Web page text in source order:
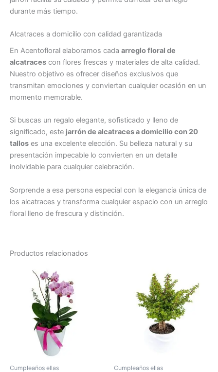
durante más tiempo.
Alcatraces a domicilio con calidad garantizada
En Acentofloral elaboramos cada arreglo floral de
alcatraces con flores frescas y materiales de alta calidad.
Nuestro objetivo es ofrecer diseños exclusivos que
transmitan emociones y conviertan cualquier ocasión en un
momento memorable.
Si buscas un regalo elegante, sofisticado y lleno de
significado, este jarrón de alcatraces a domicilio con 20
tallos es una excelente elección. Su belleza natural y su
presentación impecable lo convierten en un detalle
inolvidable para cualquier celebración.
Sorprende a esa persona especial con la elegancia única de
los alcatraces y transforma cualquier espacio con un arreglo
floral lleno de frescura y distinción.
Productos relacionados
Cumpleaños ellas Cumpleaños ellas